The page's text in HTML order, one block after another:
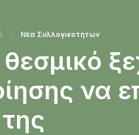
Νέα Συλλογικοτήτων
να
της